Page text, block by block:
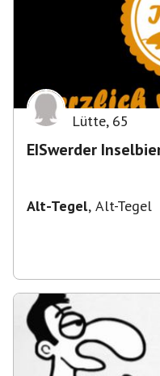
Lütte, 65
EISwerder
Alt-Tegel, Alt-Tegel